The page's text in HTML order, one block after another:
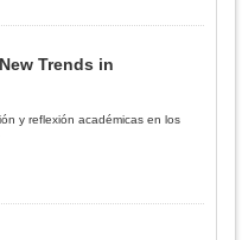
Trends in
y reflexión académicas en los